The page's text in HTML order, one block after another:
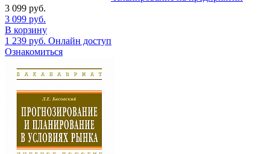
3 099 руб.
3 099 руб.
В корзину
1 239 руб. Онлайн доступ
Ознакомиться